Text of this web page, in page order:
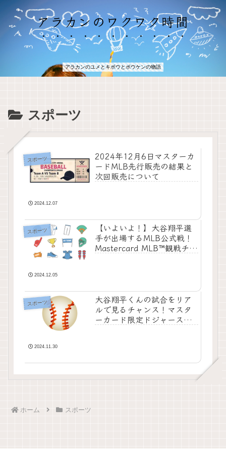
アラカンのワクワク時間
アラカンのユメとキボウとボウケンの物語
スポーツ
スポーツ
2024年12月6日マスターカ
ードMLB先行販売の結果と
次回販売について
2024.12.07
スポーツ
【いよいよ！】大谷翔平選
手が出場するMLB公式戦！
Mastercard MLB™観戦チケ
2024.12.05
スポーツ
大谷翔平くんの試合をリア
ルで見るチャンス！マスタ
ーカード限定ドジャース
2024.11.30
ホーム スポーツ